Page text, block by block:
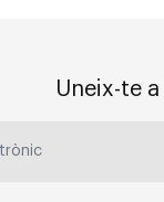
Uneix-te